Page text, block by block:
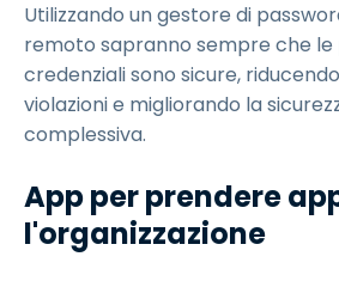
Utilizzando un gestore di
remoto sapranno sempre che
credenziali sono sicure,
violazioni e migliorando la
complessiva.
App per prendere
l'organizzazione